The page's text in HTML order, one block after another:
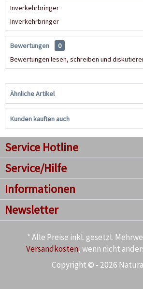
Inverkehrbringer
Inverkehrbringer
Bewertungen
0
Bewertungen lesen, schreiben und
Ähnliche Artikel
Kunden kauften auch
Service Hotline
Service/Hilfe
Informationen
Newsletter
* Alle Preise inkl. gesetzl.
Versandkosten, wenn nicht
Copyright © - 2026